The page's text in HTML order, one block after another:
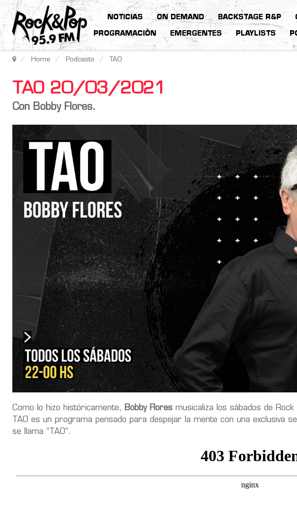
NOTICIAS ON DEMAND BACKSTAGE R&P
PROGRAMACIÓN EMERGENTES PLAYLISTS
Home Podcasts TAO
TAO 20/03/2021
Con Bobby Flores.
Como lo hizo históricamente, Bobby Flores musicaliza los sábados de
TAO es un programa pensado para despejar la mente con una exclusiva
se llama “TAO”.